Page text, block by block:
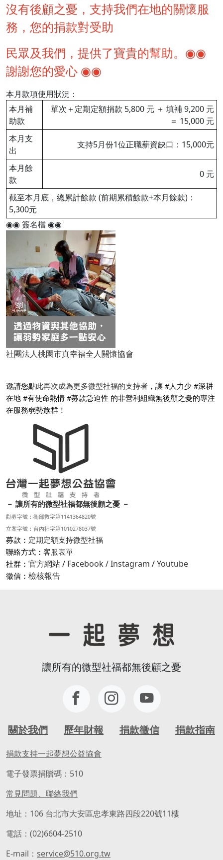
沒有後顧之憂，支持我們在地的關懷服
務，您的捐款對受助
民眾及我們，提供了寶貴的幫助。◉◉
謝謝您的愛心 ◉◉
本月款項使用狀況：
本月補
助款
單次＋定期定額捐款 5,800 元 ＋ 填補 9,200 元
＝ 15,000 元
本月支
出
支持5月份1位正職薪資缺口：15,000元
本月餘
款
0 元
截至本月底，總累計餘款 (前期累積餘款+本月餘款)：
5,300元
◉◉ 簽名檔 ◉◉
社團法人桃園市真幸福全人關懷協會
邀請您點此再次成為更多微型社福的支持者 ，讓 #人力少 #深耕
在地 #有使命熱情 #募款急迫性 的非營利組織無後顧之憂的專注
在服務弱勢族群！
－ 讓所有的微型社福都無後顧之憂 －
勸募字號：衛部救字第1141364820號
立案字號：台內社字第1010278037號
募款： 定期定額支持微型社福
聯絡方式： 客服表單
社群： 官方網站/ Facebook/Instagram /Youtube
徵信： 檢核報告
讓所有的微型社福都無後顧之憂
關於我們 歷年財報 捐款徵信 捐款指南
捐款支持一起夢想公益協會
電子發票捐贈碼：510
常見問題、聯絡我們
地址：106 台北市大安區忠孝東路四段220號11樓
電話：(02)6604-2510
E-mail： service@510.org.tw